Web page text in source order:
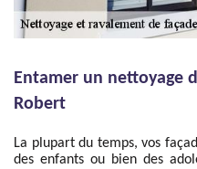
Entamer un nettoyage
Robert
La plupart du temps, vos
des enfants ou bien des